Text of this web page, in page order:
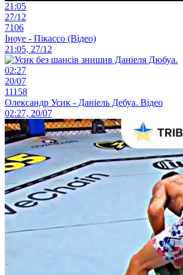
21:05
27/12
7106
Іноуе - Пікассо (Відео)
21:05, 27/12
02:27
20/07
11158
Олександр Усик - Даніель Дебуа. Відео
02:27, 20/07